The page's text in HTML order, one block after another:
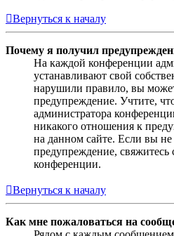
Вернуться к началу
Почему я получил
На каждой конференции
устанавливают свой
нарушили правило, вы
предупреждение. Учтите,
администратора
никакого отношения к
на данном сайте. Если вы не
предупреждение, свяжитесь
конференции.
Вернуться к началу
Как мне пожаловаться на